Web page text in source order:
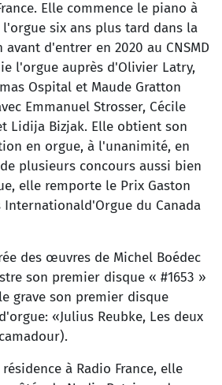
Elle commence le piano à
six ans plus tard dans la
d'entrer en 2020 au CNSMD
l'orgue auprès d'Olivier Latry,
Ospital et Maude Gratton
Emmanuel Strosser, Cécile
Lidija Bizjak. Elle obtient son
en orgue, à l'unanimité, en
plusieurs concours aussi bien
elle remporte le Prix Gaston
Internationald'Orgue du Canada
des œuvres de Michel Boédec
son premier disque « #1653 »
grave son premier disque
«Julius Reubke, Les deux
à Radio France, elle